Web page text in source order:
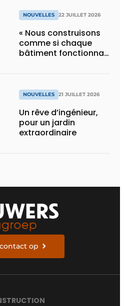
NOUVELLES 22 JUILLET 2026
« Nous construisons
comme si chaque
bâtiment fonctionnait
»NOUVELLES 21 JUILLET 2026
Un rêve d’ingénieur,
pour un jardin
extraordinaire
op